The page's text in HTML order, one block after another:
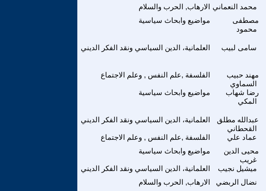
الارهاب, الحرب والسلام محمد النعماني
مواضيع وابحاث سياسية
مصطفى
محمود
العلمانية، الدين السياسي ونقد الفكر الديني سامى لبيب
الفلسفة ,علم النفس , وعلم الاجتماع
مهند حبيب
السماوي
مواضيع وابحاث سياسية
رضا شهاب
المكي
العلمانية، الدين السياسي ونقد الفكر الديني
عبدالله مطلق
القحطاني
الفلسفة ,علم النفس , وعلم الاجتماع عماد علي
مواضيع وابحاث سياسية
محيى الدين
غريب
العلمانية، الدين السياسي ونقد الفكر الديني ميشيل نجيب
الارهاب, الحرب والسلام
نضال الربضي